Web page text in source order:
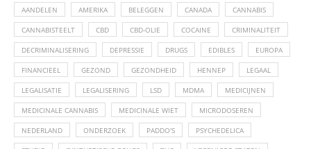
AANDELEN AMERIKA BELEGGEN CANADA CANNABIS
CANNABISTEELT CBD CBD-OLIE COCAINE CRIMINALITEIT
DECRIMINALISERING DEPRESSIE DRUGS EDIBLES EUROPA
FINANCIEEL GEZOND GEZONDHEID HENNEP LEGAAL
LEGALISATIE LEGALISERING LSD MDMA MEDICIJNEN
MEDICINALE CANNABIS MEDICINALE WIET MICRODOSEREN
NEDERLAND ONDERZOEK PADDO'S PSYCHEDELICA